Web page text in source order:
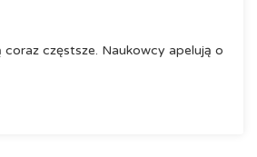
coraz częstsze. Naukowcy apelują o